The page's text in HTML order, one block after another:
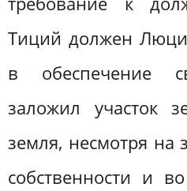
Тиций должен
в обеспечение
заложил участок
земля, несмотря на
собственности и